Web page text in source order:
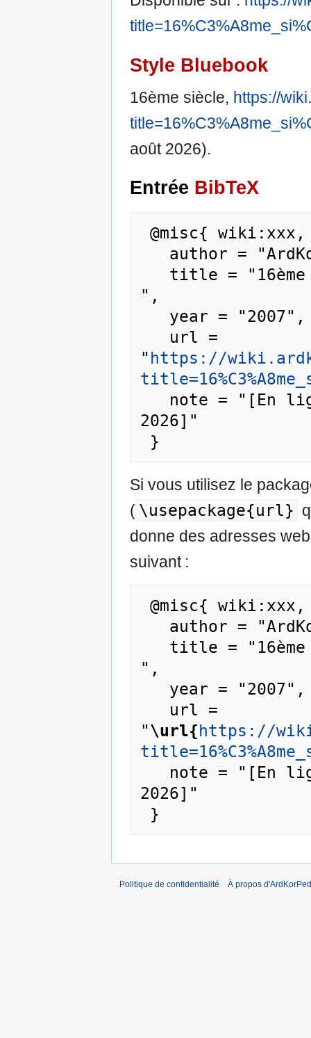
Style Bluebook
16ème siècle, https://
août 2026).
Entrée BibTeX
",
" https://
2026]"
Si vous utilisez le
( \usepackage{url}
donne des adresses
suivant :
",
"\url{https://
2026]"
Politique de confidentialité À propos